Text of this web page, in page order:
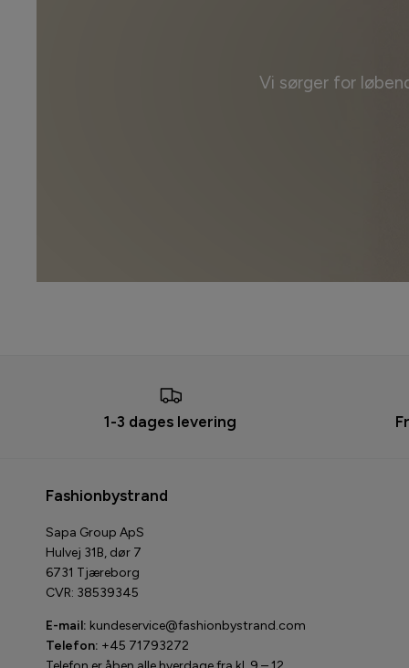
Vi sørger for
1-3 dages levering
Fashionbystrand
Sapa Group ApS
Hulvej 31B, dør 7
6731 Tjæreborg
CVR: 38539345
E-mail: kundeservice@fashionbystrand.com
Telefon: +45 71793272